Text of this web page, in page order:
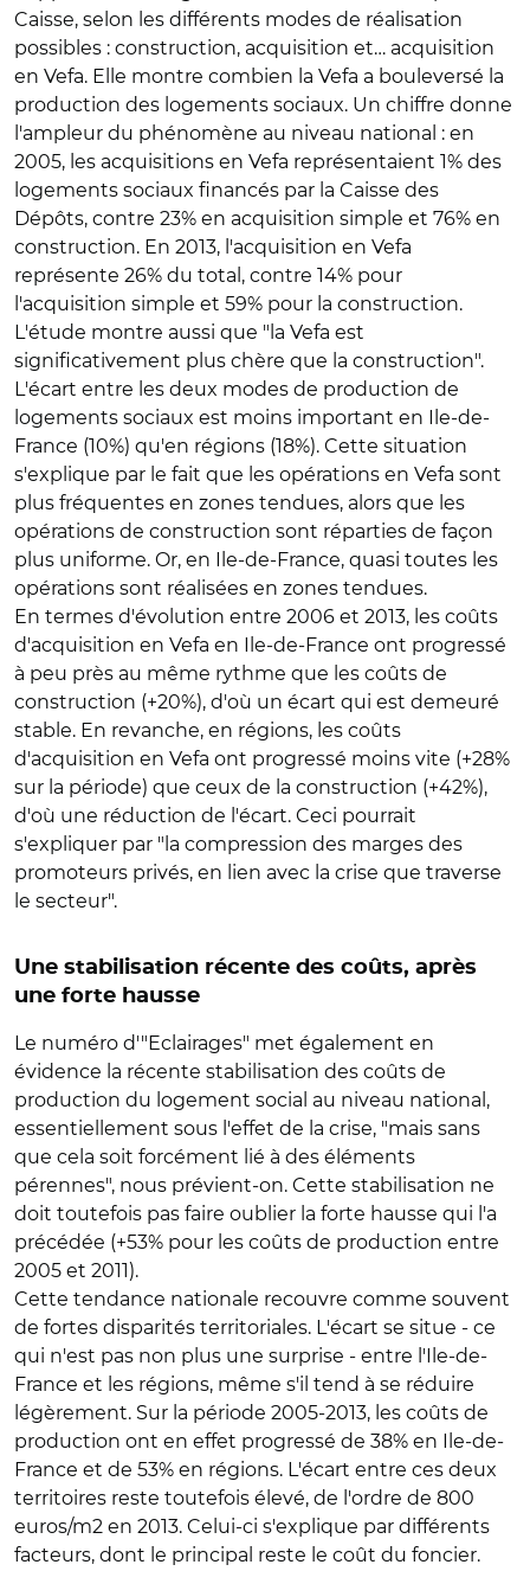
Caisse, selon les différents modes de réalisation
possibles : construction, acquisition et… acquisition
en Vefa. Elle montre combien la Vefa a bouleversé la
production des logements sociaux. Un chiffre donne
l'ampleur du phénomène au niveau national : en
2005, les acquisitions en Vefa représentaient 1% des
logements sociaux financés par la Caisse des
Dépôts, contre 23% en acquisition simple et 76% en
construction. En 2013, l'acquisition en Vefa
représente 26% du total, contre 14% pour
l'acquisition simple et 59% pour la construction.
L'étude montre aussi que "la Vefa est
significativement plus chère que la construction".
L'écart entre les deux modes de production de
logements sociaux est moins important en Ile-de-
France (10%) qu'en régions (18%). Cette situation
s'explique par le fait que les opérations en Vefa sont
plus fréquentes en zones tendues, alors que les
opérations de construction sont réparties de façon
plus uniforme. Or, en Ile-de-France, quasi toutes les
opérations sont réalisées en zones tendues.
En termes d'évolution entre 2006 et 2013, les coûts
d'acquisition en Vefa en Ile-de-France ont progressé
à peu près au même rythme que les coûts de
construction (+20%), d'où un écart qui est demeuré
stable. En revanche, en régions, les coûts
d'acquisition en Vefa ont progressé moins vite (+28%
sur la période) que ceux de la construction (+42%),
d'où une réduction de l'écart. Ceci pourrait
s'expliquer par "la compression des marges des
promoteurs privés, en lien avec la crise que traverse
le secteur".
Une stabilisation récente des coûts, après
une forte hausse
Le numéro d'"Eclairages" met également en
évidence la récente stabilisation des coûts de
production du logement social au niveau national,
essentiellement sous l'effet de la crise, "mais sans
que cela soit forcément lié à des éléments
pérennes", nous prévient-on. Cette stabilisation ne
doit toutefois pas faire oublier la forte hausse qui l'a
précédée (+53% pour les coûts de production entre
2005 et 2011).
Cette tendance nationale recouvre comme souvent
de fortes disparités territoriales. L'écart se situe - ce
qui n'est pas non plus une surprise - entre l'Ile-de-
France et les régions, même s'il tend à se réduire
légèrement. Sur la période 2005-2013, les coûts de
production ont en effet progressé de 38% en Ile-de-
France et de 53% en régions. L'écart entre ces deux
territoires reste toutefois élevé, de l'ordre de 800
euros/m2 en 2013. Celui-ci s'explique par différents
facteurs, dont le principal reste le coût du foncier.